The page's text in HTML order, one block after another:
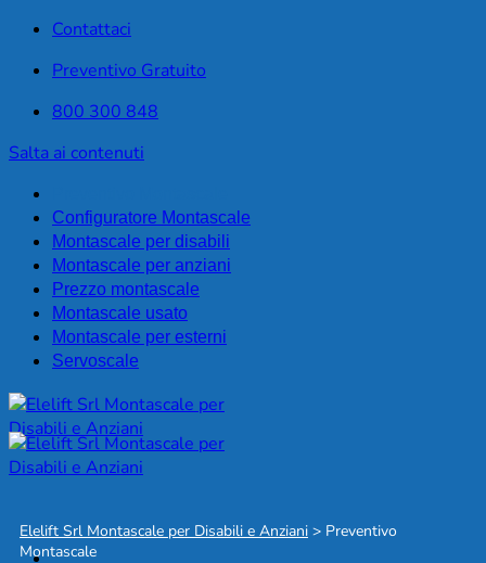
Contattaci
Preventivo Gratuito
800 300 848
Salta ai contenuti
Configuratore Montascale
Montascale per disabili
Montascale per anziani
Prezzo montascale
Montascale usato
Montascale per esterni
Servoscale
Elelift Srl Montascale per Disabili e Anziani > Preventivo
Montascale